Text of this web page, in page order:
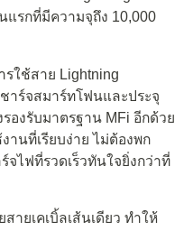
แรกที่มีความจุถึง 10,000
ใช้สาย Lightning
าร์จสมาร์ทโฟนและประจุ
รองรับมาตรฐาน MFi อีกด้วย
านที่เรียบง่าย ไม่ต้องพก
จไฟที่รวดเร็วทันใจยิ่งกว่าที่
ายเคเบิ้ลเส้นเดียว ทำให้